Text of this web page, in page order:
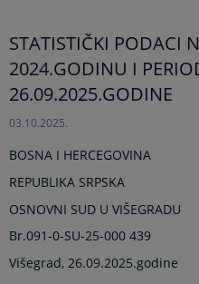
STATISTIČKI PODACI
2024.GODINU I
26.09.2025.GODINE
03.10.2025.
BOSNA I HERCEGOVINA
REPUBLIKA SRPSKA
OSNOVNI SUD U VIŠEGRADU
Br.091-0-SU-25-000 439
Višegrad, 26.09.2025.godine